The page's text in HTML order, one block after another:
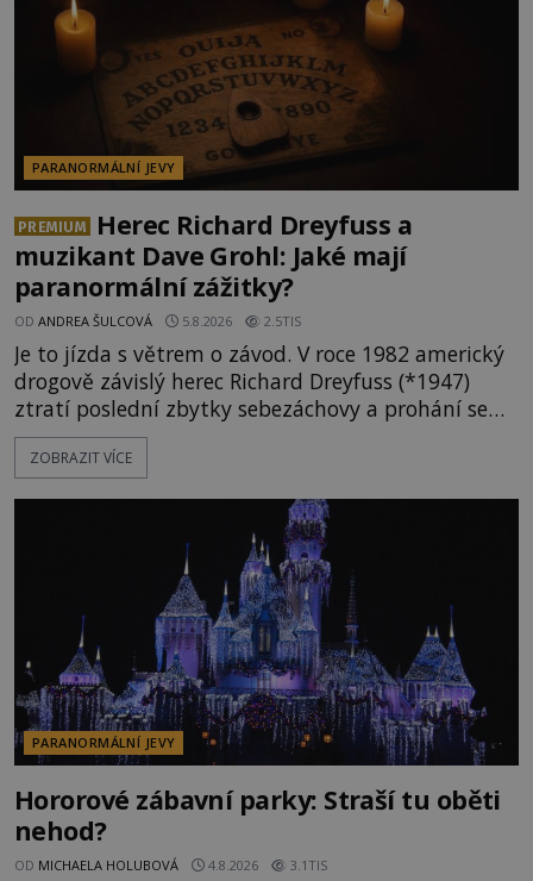
PARANORMÁLNÍ JEVY
PREMIUM
Herec Richard Dreyfuss a
muzikant Dave Grohl: Jaké mají
paranormální zážitky?
OD ANDREA ŠULCOVÁ 5.8.2026 2.5TIS
Je to jízda s větrem o závod. V roce 1982 americký
drogově závislý herec Richard Dreyfuss (*1947)
ztratí poslední zbytky sebezáchovy a prohání se
po silnicích ve svém mercedesu jako utržený ze
řetězu. Vše vyvrcholí katastrofou, když to Dreyfuss
následně nalezne schovaný kokain. Tímto
momentem se slavnému
ZOBRAZIT VÍCE
PARANORMÁLNÍ JEVY
Hororové zábavní parky: Straší tu oběti
nehod?
OD MICHAELA HOLUBOVÁ 4.8.2026 3.1TIS